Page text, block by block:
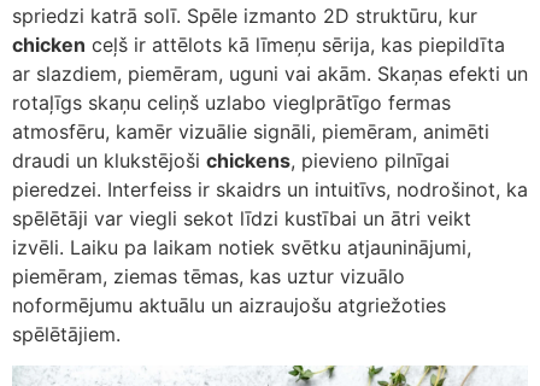
spriedzi katrā solī. Spēle izmanto 2D struktūru, kur
chicken ceļš ir attēlots kā līmeņu sērija, kas piepildīta
ar slazdiem, piemēram, uguni vai akām. Skaņas efekti un
rotaļīgs skaņu celiņš uzlabo vieglprātīgo fermas
atmosfēru, kamēr vizuālie signāli, piemēram, animēti
draudi un klukstējoši chickens, pievieno pilnīgai
pieredzei. Interfeiss ir skaidrs un intuitīvs, nodrošinot, ka
spēlētāji var viegli sekot līdzi kustībai un ātri veikt
izvēli. Laiku pa laikam notiek svētku atjauninājumi,
piemēram, ziemas tēmas, kas uztur vizuālo
noformējumu aktuālu un aizraujošu atgriežoties
spēlētājiem.